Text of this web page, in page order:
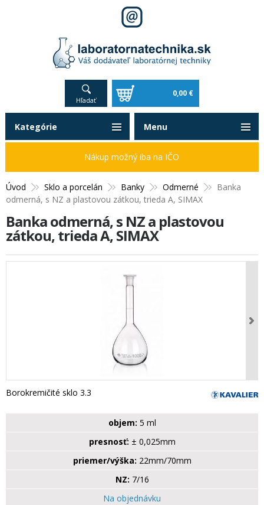
Hľadať
0,00 €
Úvod Sklo a porcelán Banky Odmerné
Banka
odmerná, s NZ a plastovou zátkou, trieda A, SIMAX
Banka odmerná, s NZ a plastovou
zátkou, trieda A, SIMAX
Borokremičité sklo 3.3
objem: 5 ml
presnosť: ± 0,025mm
priemer/výška: 22mm/70mm
NZ: 7/16
Na objednávku
Kategórie
Nákup možný iba na IČO
Menu